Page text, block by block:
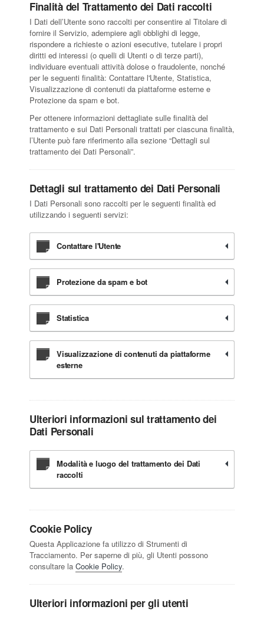
Finalità del Trattamento dei Dati raccolti
I Dati dell’Utente sono raccolti per consentire al Titolare di
fornire il Servizio, adempiere agli obblighi di legge,
rispondere a richieste o azioni esecutive, tutelare i propri
diritti ed interessi (o quelli di Utenti o di terze parti),
individuare eventuali attività dolose o fraudolente, nonché
per le seguenti finalità: Contattare l'Utente, Statistica,
Visualizzazione di contenuti da piattaforme esterne e
Protezione da spam e bot.
Per ottenere informazioni dettagliate sulle finalità del
trattamento e sui Dati Personali trattati per ciascuna finalità,
l’Utente può fare riferimento alla sezione “Dettagli sul
trattamento dei Dati Personali”.
Dettagli sul trattamento dei Dati Personali
I Dati Personali sono raccolti per le seguenti finalità ed
utilizzando i seguenti servizi:
Contattare l'Utente
Protezione da spam e bot
Statistica
Visualizzazione di contenuti da piattaforme
esterne
Ulteriori informazioni sul trattamento dei
Dati Personali
Modalità e luogo del trattamento dei Dati
raccolti
Cookie Policy
Questa Applicazione fa utilizzo di Strumenti di
Tracciamento. Per saperne di più, gli Utenti possono
consultare la Cookie Policy.
Ulteriori informazioni per gli utenti